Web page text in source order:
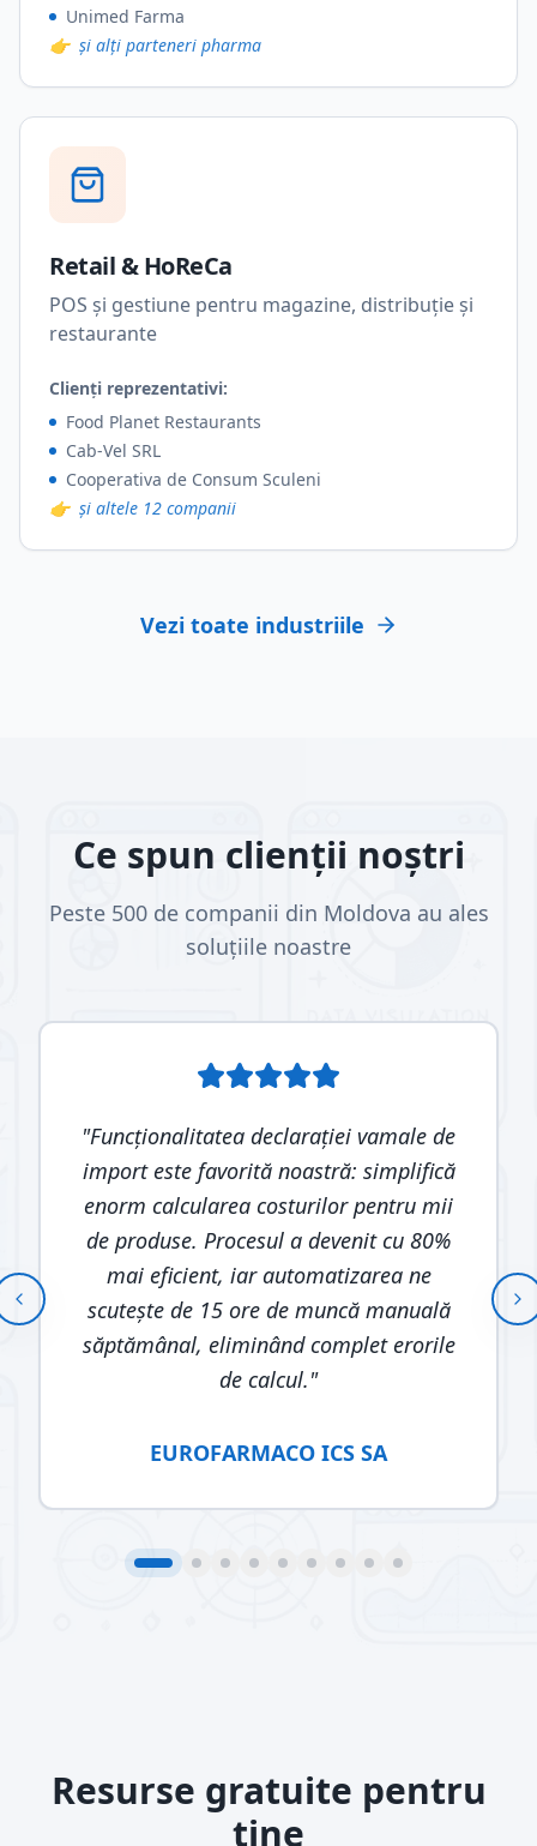
Unimed Farma
👉 și alți parteneri pharma
Retail & HoReCa
POS și gestiune pentru magazine, distribuție și
restaurante
Clienți reprezentativi:
Food Planet Restaurants
Cab-Vel SRL
Cooperativa de Consum Sculeni
👉 și altele 12 companii
Vezi toate industriile
Ce spun clienții noștri
Peste 500 de companii din Moldova au ales
soluțiile noastre
"Funcționalitatea declarației vamale de
import este favorită noastră: simplifică
enorm calcularea costurilor pentru mii
de produse. Procesul a devenit cu 80%
mai eficient, iar automatizarea ne
scutește de 15 ore de muncă manuală
săptămânal, eliminând complet erorile
de calcul."
EUROFARMACO ICS SA
Resurse gratuite pentru
tine